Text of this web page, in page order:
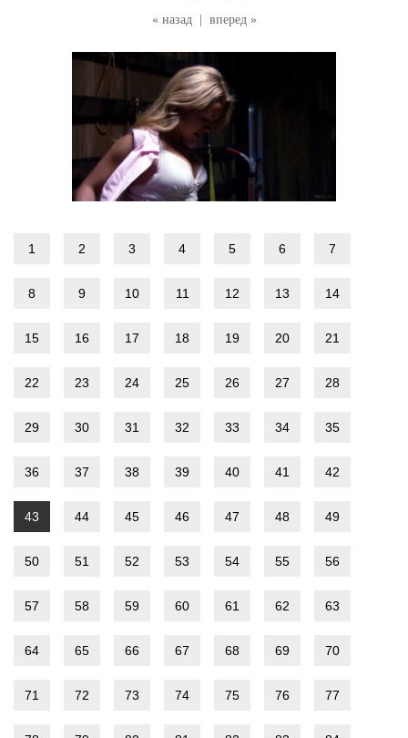
« назад
вперед »
1 2 3 4 5 6 7
8 9 10 11 12 13 14
15 16 17 18 19 20 21
22 23 24 25 26 27 28
29 30 31 32 33 34 35
36 37 38 39 40 41 42
43 44 45 46 47 48 49
50 51 52 53 54 55 56
57 58 59 60 61 62 63
64 65 66 67 68 69 70
71 72 73 74 75 76 77